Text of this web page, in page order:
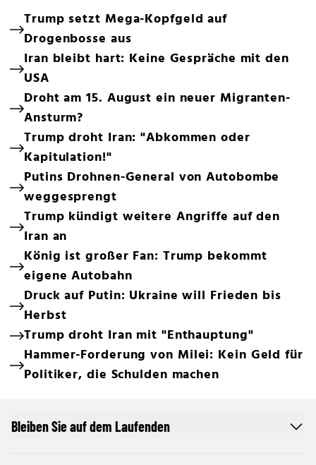
Trump setzt Mega-Kopfgeld auf
Drogenbosse aus
Iran bleibt hart: Keine Gespräche mit den
USA
Droht am 15. August ein neuer Migranten-
Ansturm?
Trump droht Iran: "Abkommen oder
Kapitulation!"
Putins Drohnen-General von Autobombe
weggesprengt
Trump kündigt weitere Angriffe auf den
Iran an
König ist großer Fan: Trump bekommt
eigene Autobahn
Druck auf Putin: Ukraine will Frieden bis
Herbst
Trump droht Iran mit "Enthauptung"
Hammer-Forderung von Milei: Kein Geld für
Politiker, die Schulden machen
Bleiben Sie auf dem Laufenden